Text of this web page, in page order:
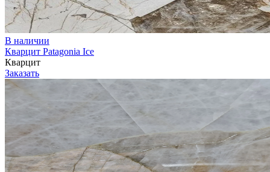
В наличии
Кварцит Patagonia Ice
Кварцит
Заказать